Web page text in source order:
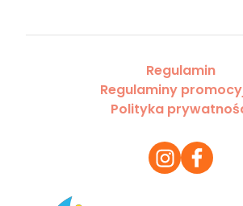
Regulamin
Regulaminy
Polityka